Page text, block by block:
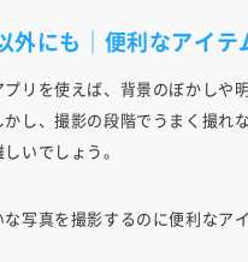
外にも｜便利なアイテ
リを使えば、背景のぼかしや
かし、撮影の段階でうまく撮れ
いでしょう。
な写真を撮影するのに便利なア